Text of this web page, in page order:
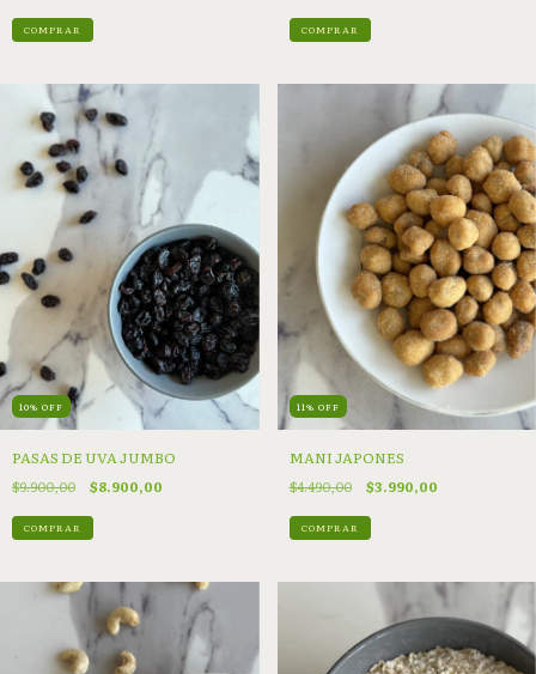
COMPRAR COMPRAR
10% OFF
PASAS DE UVA JUMBO
$9.900,00 $8.900,00
COMPRAR
11% OFF
MANI JAPONES
$4.490,00 $3.990,00
COMPRAR